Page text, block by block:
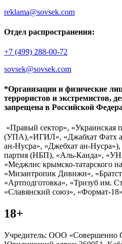
reklama@sovsek.com
Отдел распространения:
+7 (499) 288-00-72
sovsek@sovsek.com
*Организации и физические
террористов и экстремистов,
запрещена в Российской
«Правый сектор», «Украинская
(УПА),«ИГИЛ», «Джабхат Фатх
ан-Нусра», «Джебхат ан-
партия (НБП), «Аль-Каида»,
«Меджлис крымско-татарского
«Мизантропик Дивижн»,
«Артподготовка», «Тризуб им.
«Славянский союз», «Формат-
18+
Учредитель: ООО «Совершенно